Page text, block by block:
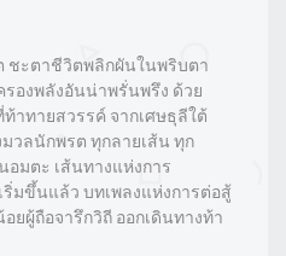
ชะตาชีวิตพลิกผันในพริบตา
องพลังอันน่าพรั่นพรึง ด้วย
าทายสวรรค์ จากเศษธุลีใต้
วลนักพรต ทุกลายเส้น ทุก
มตะ เส้นทางแห่งการ
มขึ้นแล้ว บทเพลงแห่งการต่อสู้
ยผู้ถือจารึกวิถี ออกเดินทางท้า